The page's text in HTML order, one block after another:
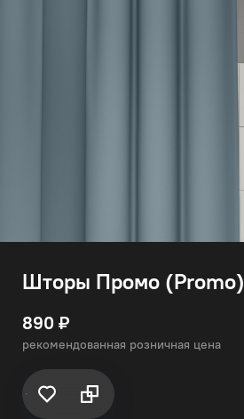
Шторы Промо (Promo)
890 ₽
рекомендованная розничная цена